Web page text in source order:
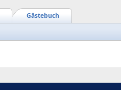
Gästebuch